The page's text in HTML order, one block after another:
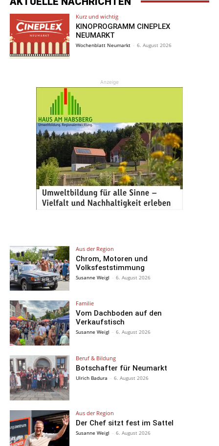
Kurz und wichtig
KINOPROGRAMM CINEPLEX
NEUMARKT
Wochenblatt Neumarkt - 6. August 2026
Anzeige
Aus der Region
Chrom, Motoren und
Volksfeststimmung
Susanne Weigl - 6. August 2026
Familie
Vom Dachboden auf den
Verkaufstisch
Susanne Weigl - 6. August 2026
Beruf & Bildung
Botschafter für Neumarkt
Ulrich Badura - 6. August 2026
Aus der Region
Der Chef sitzt fest im Sattel
Susanne Weigl - 6. August 2026